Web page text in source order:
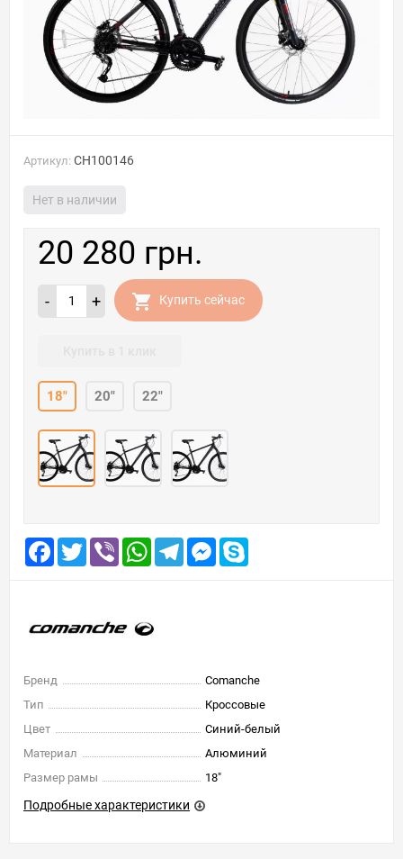
Артикул: CH100146
Нет в наличии
20 280 грн.
- + Купить сейчас
18" 20" 22"
Facebook
TwitterViber WhatsAppTelegramMessenger
Бренд
Comanche
Тип
Кроссовые
Цвет
Синий-белый
Материал
Алюминий
Размер рамы
18"
Подробные характеристики